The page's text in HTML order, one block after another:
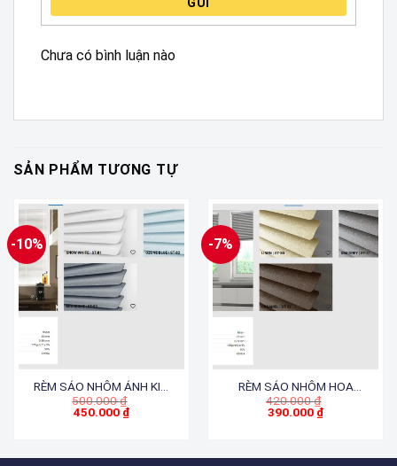
Chưa có bình luận nào
SẢN PHẨM TƯƠNG TỰ
-10%
RÈM SÁO NHÔM ÁNH KIM
BÓNG. ST 81-82-83
500.000₫
450.000 ₫
là:
-7%
RÈM SÁO NHÔM HOA
TUYẾT. ST-50-51-52
420.000₫
390.000 ₫
là: